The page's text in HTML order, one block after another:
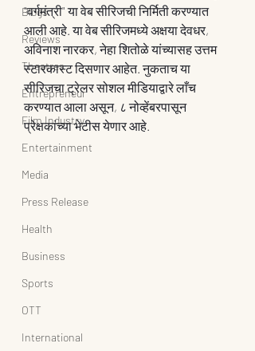
Blogs
Reviews
Theatres
Entrepreneur
Film Industry
Entertainment
Media
Press Release
Health
Business
Sports
OTT
International
"वर्गमंत्री" या वेब सीरिजची निर्मिती करण्यात
आली आहे. या वेब सीरिजमध्ये अक्षया देवधर,
अविनाश नारकर, नेहा शितोळे यांच्यासह उत्तम
स्टारकास्ट दिसणार आहेत. नुकताच या
सीरिजचा ट्रेलर सोशल मीडियाद्वारे लाँच
करण्यात आला असून, ८ नोव्हेंबरपासून
प्रेक्षकांच्या भेटीस येणार आहे.